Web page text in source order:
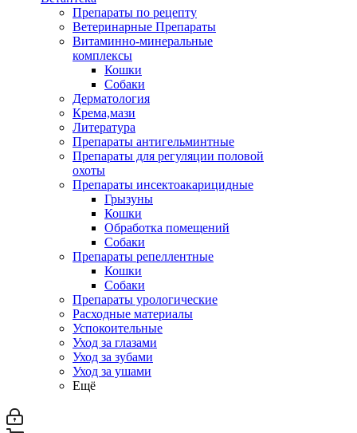
Препараты по рецепту
Ветеринарные Препараты
Витаминно-минеральные
комплексы
Кошки
Собаки
Дерматология
Крема,мази
Литература
Препараты антигельминтные
Препараты для регуляции половой
охоты
Препараты инсектоакарицидные
Грызуны
Кошки
Обработка помещений
Собаки
Препараты репеллентные
Кошки
Собаки
Препараты урологические
Расходные материалы
Успокоительные
Уход за глазами
Уход за зубами
Уход за ушами
Ещё